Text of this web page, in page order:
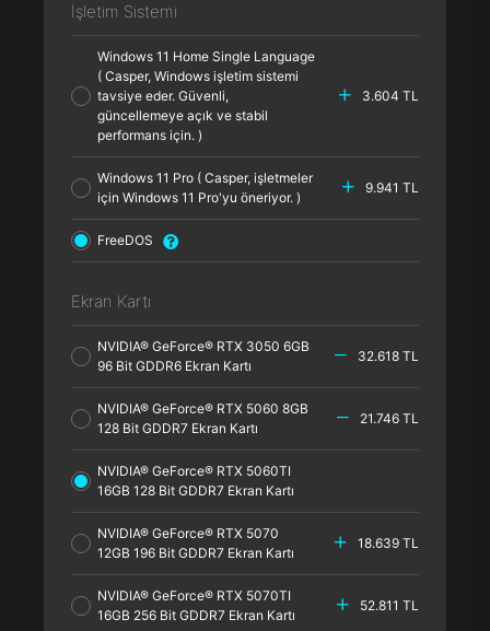
İşletim Sistemi
Windows 11 Home Single Language
( Casper, Windows işletim sistemi
tavsiye eder. Güvenli,
güncellemeye açık ve stabil
performans için. )
3.604 TL
Windows 11 Pro ( Casper, işletmeler
için Windows 11 Pro'yu öneriyor. )
9.941 TL
FreeDOS
Ekran Kartı
NVIDIA® GeForce® RTX 3050 6GB
96 Bit GDDR6 Ekran Kartı
32.618 TL
NVIDIA® GeForce® RTX 5060 8GB
128 Bit GDDR7 Ekran Kartı
21.746 TL
NVIDIA® GeForce® RTX 5060TI
16GB 128 Bit GDDR7 Ekran Kartı
NVIDIA® GeForce® RTX 5070
12GB 196 Bit GDDR7 Ekran Kartı
18.639 TL
NVIDIA® GeForce® RTX 5070TI
16GB 256 Bit GDDR7 Ekran Kartı
52.811 TL